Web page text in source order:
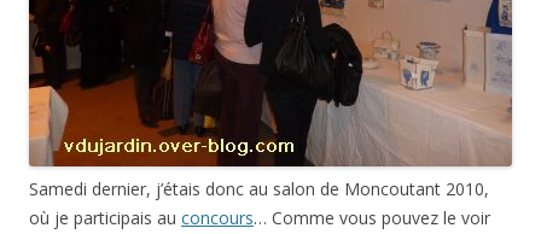
Samedi dernier, j’étais donc au salon de Moncoutant 2010,
où je participais au concours… Comme vous pouvez le voir